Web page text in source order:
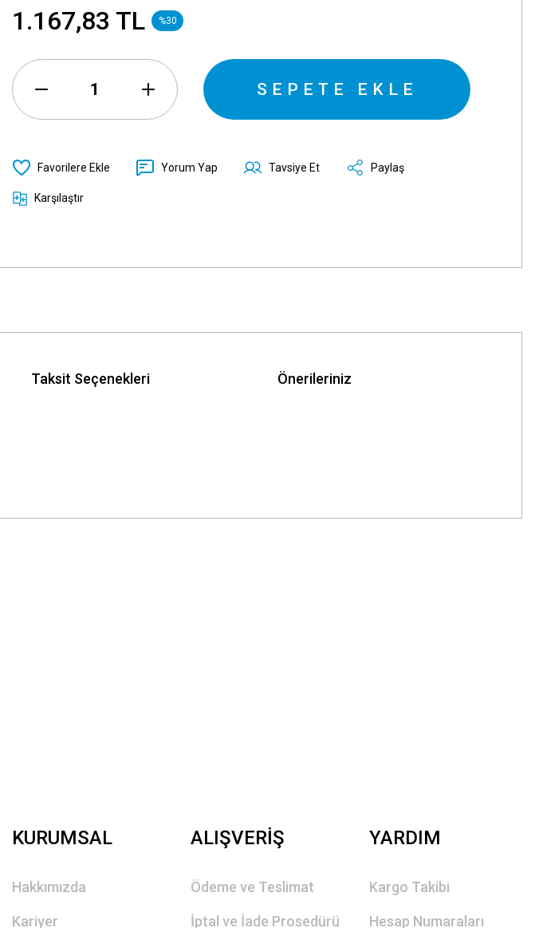
1.167,83 TL %30
SEPETE EKLE
Yorum Yap Tavsiye Et Paylaş
Karşılaştır
Taksit Seçenekleri Önerileriniz
KURUMSAL
Hakkımızda
Kariyer
ALIŞVERİŞ
Ödeme ve Teslimat
İptal ve İade Prosedürü
YARDIM
Kargo Takibi
Hesap Numaraları